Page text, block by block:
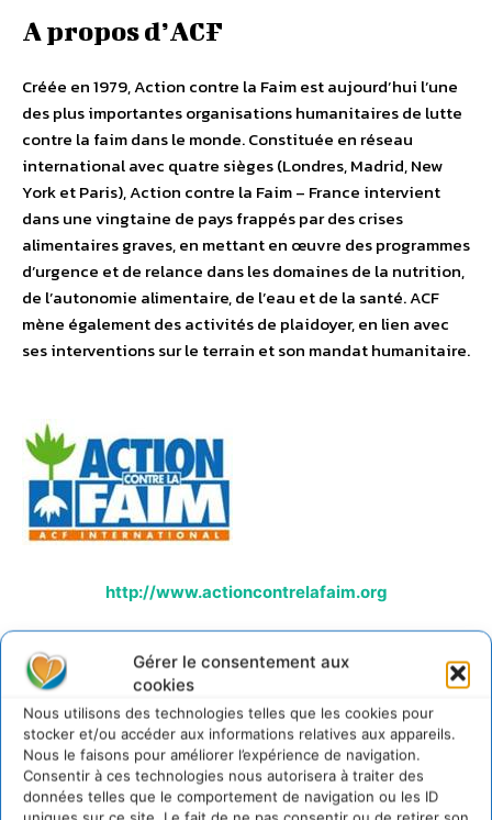
Gérer le consentement aux
cookies
Nous utilisons des technologies telles que les cookies pour
stocker et/ou accéder aux informations relatives aux appareils.
Nous le faisons pour améliorer l’expérience de navigation.
Consentir à ces technologies nous autorisera à traiter des
données telles que le comportement de navigation ou les ID
A propos d’ACF
Créée en 1979, Action contre la Faim est aujourd’hui l’une
des plus importantes organisations humanitaires de lutte
contre la faim dans le monde. Constituée en réseau
international avec quatre sièges (Londres, Madrid, New
York et Paris), Action contre la Faim – France intervient
dans une vingtaine de pays frappés par des crises
alimentaires graves, en mettant en œuvre des programmes
d’urgence et de relance dans les domaines de la nutrition,
de l’autonomie alimentaire, de l’eau et de la santé. ACF
mène également des activités de plaidoyer, en lien avec
ses interventions sur le terrain et son mandat humanitaire.
http://www.actioncontrelafaim.org
LAISSER UN COMMENTAIRE
CONNECTER POUR LAISSER UN COMMENTAIRE